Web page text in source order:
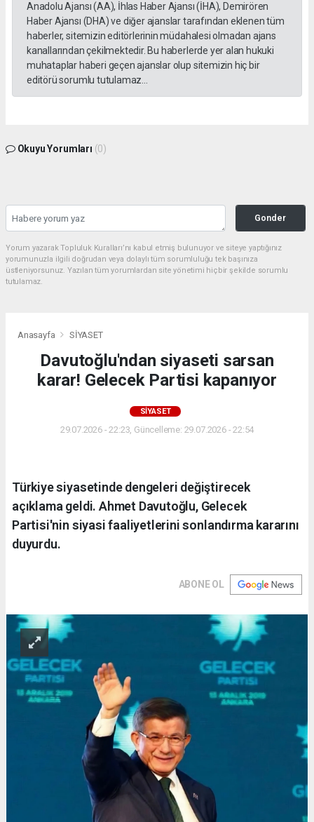
Anadolu Ajansı (AA), İhlas Haber Ajansı (İHA), Demirören
Haber Ajansı (DHA) ve diğer ajanslar tarafından eklenen tüm
haberler, sitemizin editörlerinin müdahalesi olmadan ajans
kanallarından çekilmektedir. Bu haberlerde yer alan hukuki
muhataplar haberi geçen ajanslar olup sitemizin hiç bir
editörü sorumlu tutulamaz...
Okuyu Yorumları (0)
Gonder
Yorum yazarak Topluluk Kuralları’nı kabul etmiş bulunuyor ve siteye yaptığınız
yorumunuzla ilgili doğrudan veya dolaylı tüm sorumluluğu tek başınıza
üstleniyorsunuz. Yazılan tüm yorumlardan site yönetimi hiçbir şekilde sorumlu
tutulamaz.
Anasayfa SİYASET
Davutoğlu'ndan siyaseti sarsan
karar! Gelecek Partisi kapanıyor
SİYASET
29.07.2026 - 22:23, Güncelleme: 29.07.2026 - 22:54
Türkiye siyasetinde dengeleri değiştirecek
açıklama geldi. Ahmet Davutoğlu, Gelecek
Partisi'nin siyasi faaliyetlerini sonlandırma kararını
duyurdu.
ABONE OL